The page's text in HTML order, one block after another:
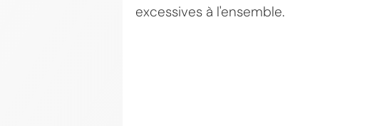
excessives à l'ensemble.